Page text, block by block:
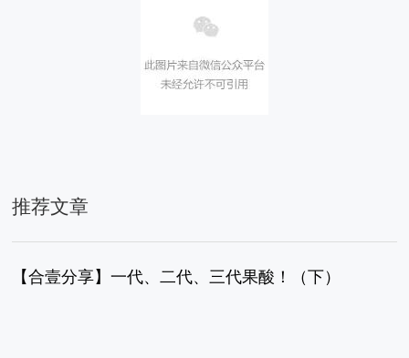
推荐文章
【合壹分享】一代、二代、三代果酸！（下）